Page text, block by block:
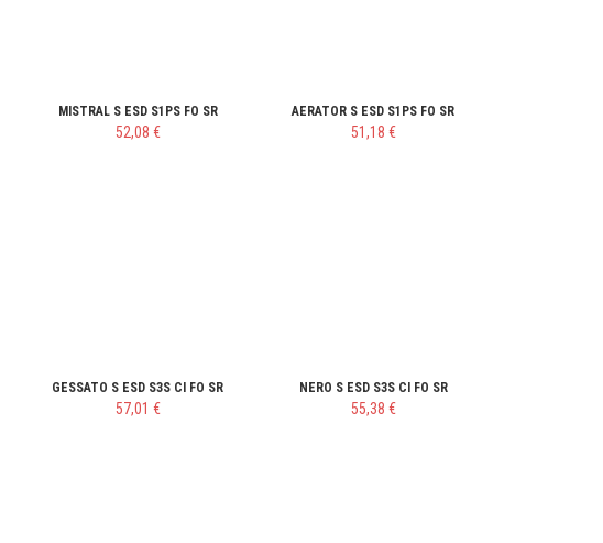
MISTRAL S ESD S1PS FO SR
52,08 €
AERATOR S ESD S1PS FO SR
51,18 €
GESSATO S ESD S3S CI FO SR
57,01 €
NERO S ESD S3S CI FO SR
55,38 €